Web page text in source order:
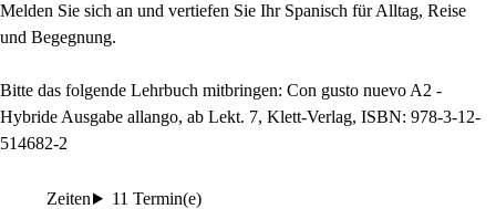
Melden Sie sich an und vertiefen Sie Ihr Spanisch für Alltag, Reise
und Begegnung.
Bitte das folgende Lehrbuch mitbringen: Con gusto nuevo A2 -
Hybride Ausgabe allango, ab Lekt. 7, Klett-Verlag, ISBN: 978-3-12-
514682-2
Zeiten
11 Termin(e)